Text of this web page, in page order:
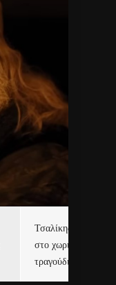
Τσαλίκης,
στο χωριό του Άι
τραγούδι και video